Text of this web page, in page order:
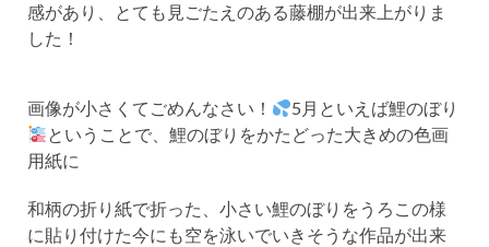
感があり、とても見ごたえのある藤棚が出来上がりま
した！
画像が小さくてごめんなさい！
5月といえば鯉のぼり
ということで、鯉のぼりをかたどった大きめの色画
用紙に
和柄の折り紙で折った、小さい鯉のぼりをうろこの様
に貼り付けた今にも空を泳いでいきそうな作品が出来